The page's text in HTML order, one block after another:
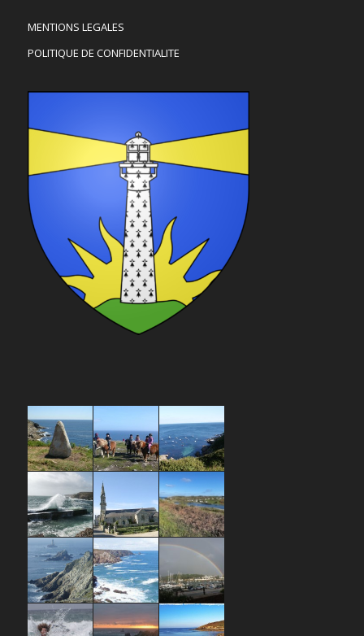
MENTIONS LEGALES
POLITIQUE DE CONFIDENTIALITE